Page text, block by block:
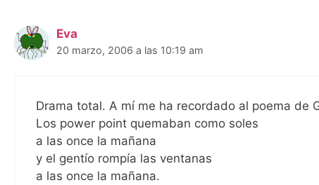
Eva
20 marzo, 2006 a las 10:19 am
Drama total. A mí me ha recordado al poema de
Los power point quemaban como soles
a las once la mañana
y el gentío rompía las ventanas
a las once la mañana.